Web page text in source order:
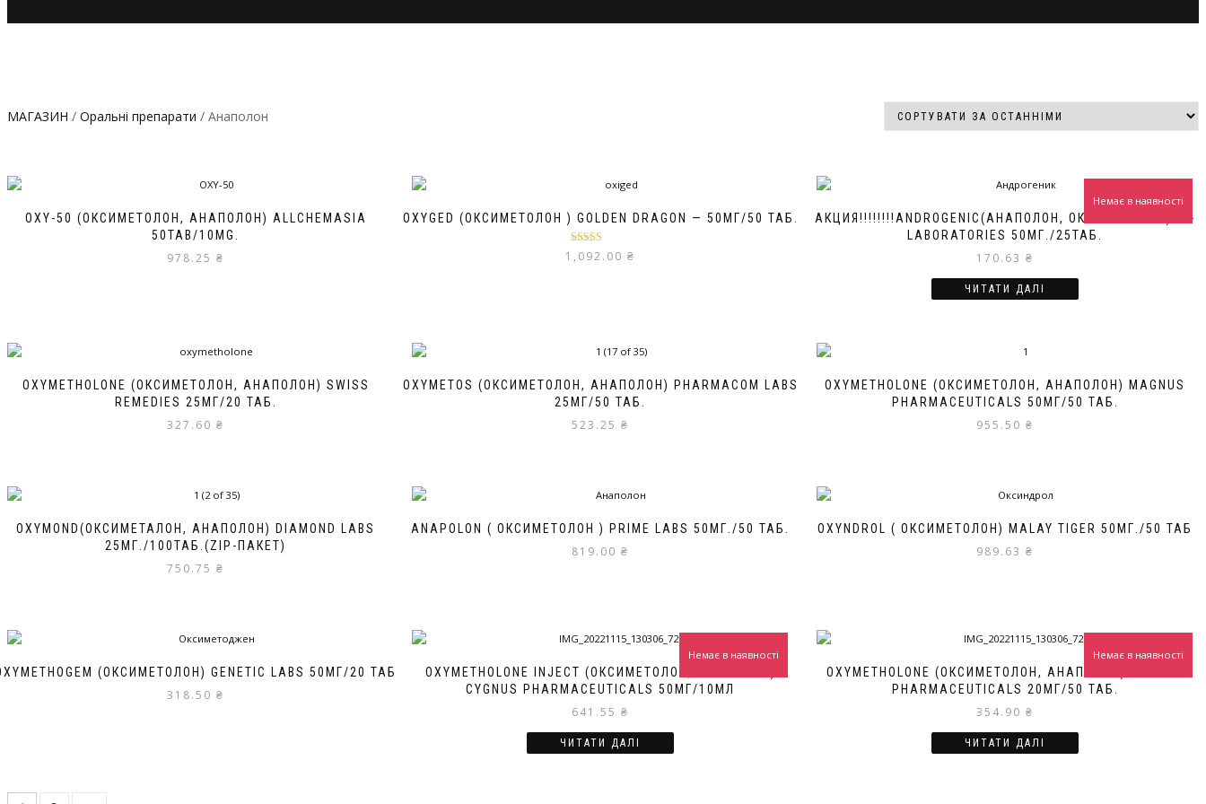
МАГАЗИН / Оральні препарати / Анаполон
OXY-50 (ОКСИМЕТОЛОН, АНАПОЛОН) ALLCHEMASIA
50TAB/10MG.
978.25₴
OXYGED (ОКСИМЕТОЛОН ) GOLDEN DRAGON — 50МГ/50 ТАБ.
Оцінено в
5.00 з 5
1,092.00₴
АКЦИЯ!!!!!!!!ANDROGENIC(АНАПОЛОН, ОКСИМЕТОЛОН)HP-
LABORATORIES 50МГ./25ТАБ.
170.63₴
Немає в наявності
ЧИТАТИ ДАЛІ
OXYMETHOLONE (ОКСИМЕТОЛОН, АНАПОЛОН) SWISS
REMEDIES 25МГ/20 ТАБ.
327.60₴
OXYMETOS (ОКСИМЕТОЛОН, АНАПОЛОН) PHARMACOM LABS
25МГ/50 ТАБ.
523.25₴
OXYMETHOLONE (ОКСИМЕТОЛОН, АНАПОЛОН) MAGNUS
PHARMACEUTICALS 50МГ/50 ТАБ.
955.50₴
OXYMOND(ОКСИМЕТАЛОН, АНАПОЛОН) DIAMOND LABS
25МГ./100ТАБ.(ZIP-ПАКЕТ)
750.75₴
ANAPOLON ( ОКСИМЕТОЛОН ) PRIME LABS 50МГ./50 ТАБ.
819.00₴
OXYNDROL ( ОКСИМЕТОЛОН) MALAY TIGER 50МГ./50 ТАБ
989.63₴
(ОКСИМЕТОЛОН) GENETIC LABS 50МГ/20 ТАБ
318.50₴
OXYMETHOLONE INJECT (ОКСИМЕТОЛОН, АНАПОЛОН)
CYGNUS PHARMACEUTICALS 50МГ/10МЛ
641.55₴
Немає в наявності
ЧИТАТИ ДАЛІ
OXYMETHOLONE (ОКСИМЕТОЛОН, АНАПОЛОН) CYGNUS
PHARMACEUTICALS 20МГ/50 ТАБ.
354.90₴
Немає в наявності
ЧИТАТИ ДАЛІ